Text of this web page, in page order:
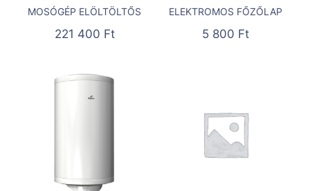
MOSÓGÉP ELÖLTÖLTŐS
221 400 Ft
ELEKTROMOS FŐZŐLAP
5 800 Ft